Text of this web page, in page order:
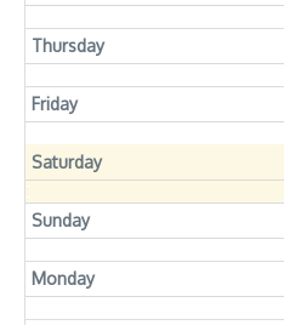
Thursday
Friday
Saturday
Sunday
Monday